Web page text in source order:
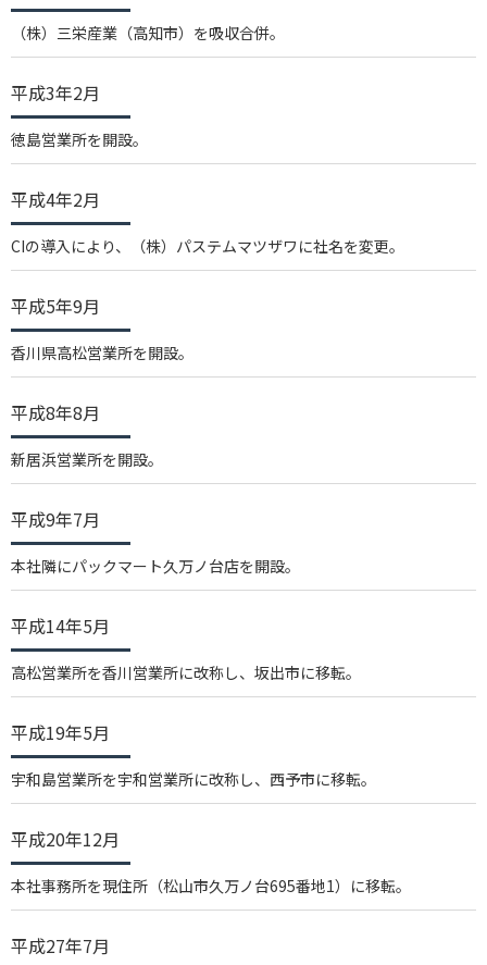
（株）三栄産業（高知市）を吸収合併。
平成3年2月
徳島営業所を開設。
平成4年2月
CIの導入により、（株）パステムマツザワに社名を変更。
平成5年9月
香川県高松営業所を開設。
平成8年8月
新居浜営業所を開設。
平成9年7月
本社隣にパックマート久万ノ台店を開設。
平成14年5月
高松営業所を香川営業所に改称し、坂出市に移転。
平成19年5月
宇和島営業所を宇和営業所に改称し、西予市に移転。
平成20年12月
本社事務所を現住所（松山市久万ノ台695番地1）に移転。
平成27年7月